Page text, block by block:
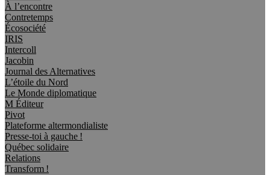
À l’encontre
Contretemps
Écosociété
IRIS
Intercoll
Jacobin
Journal des Alternatives
L’étoile du Nord
Le Monde diplomatique
M Éditeur
Pivot
Plateforme altermondialiste
Presse-toi à gauche !
Québec solidaire
Relations
Transform !